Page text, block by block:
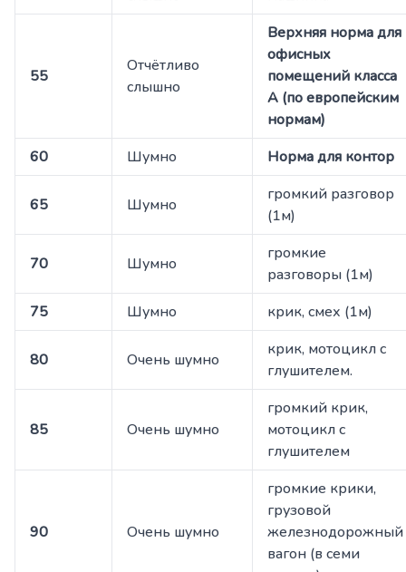
55
Отчётливо
слышно
Верхняя норма для
офисных
помещений класса
А (по европейским
нормам)
60
Шумно Норма для контор
65 Шумно
громкий разговор
(1м)
70 Шумно
громкие
разговоры (1м)
75
Шумно крик, смех (1м)
80 Очень шумно
крик, мотоцикл с
глушителем.
85 Очень шумно
громкий крик,
мотоцикл с
глушителем
90 Очень шумно
громкие крики,
грузовой
железнодорожный
вагон (в семи